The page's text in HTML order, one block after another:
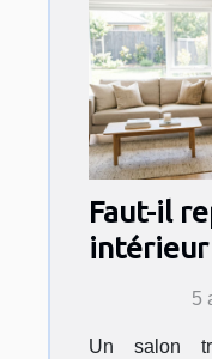
Faut-il
intérieur
? la
5
Un salon